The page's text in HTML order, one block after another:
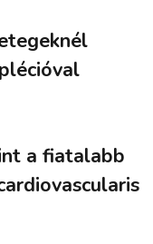
a fiatalabb